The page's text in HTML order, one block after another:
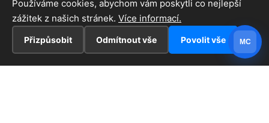
Používáme cookies, abychom vám poskytli co nejlepší
zážitek z našich stránek. Více informací.
Přizpůsobit Odmítnout vše Povolit vše MC